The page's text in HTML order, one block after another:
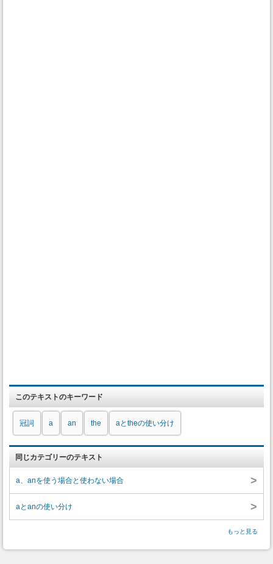
このテキストのキーワード
冠詞 a an the aとtheの使い分け
同じカテゴリーのテキスト
a、anを使う場合と使わない場合 >
aとanの使い分け >
もっと見る